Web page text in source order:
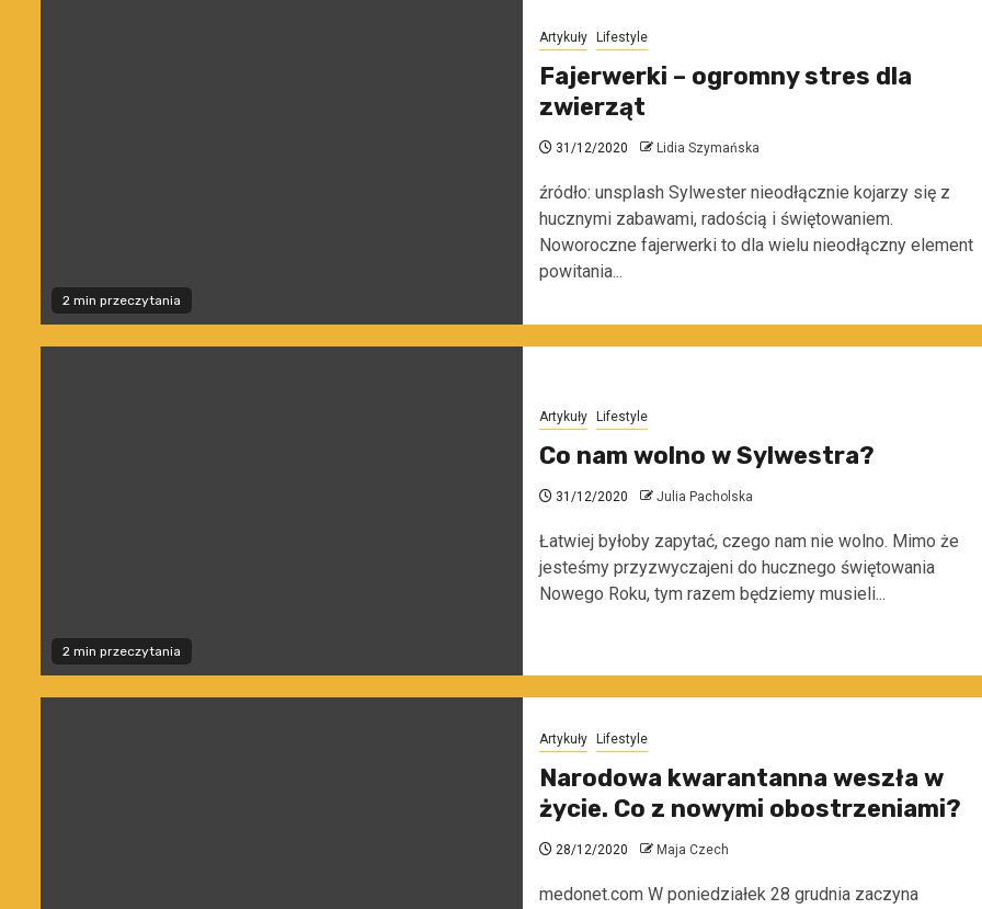
2 min przeczytania
Artykuły Lifestyle
Fajerwerki – ogromny stres dla
zwierząt
31/12/2020 Lidia Szymańska
źródło: unsplash Sylwester nieodłącznie kojarzy się z
hucznymi zabawami, radością i świętowaniem.
Noworoczne fajerwerki to dla wielu nieodłączny element
powitania...
2 min przeczytania
Artykuły Lifestyle
Co nam wolno w Sylwestra?
31/12/2020 Julia Pacholska
Łatwiej byłoby zapytać, czego nam nie wolno. Mimo że
jesteśmy przyzwyczajeni do hucznego świętowania
Nowego Roku, tym razem będziemy musieli...
Artykuły Lifestyle
Narodowa kwarantanna weszła w
życie. Co z nowymi obostrzeniami?
28/12/2020 Maja Czech
medonet.com W poniedziałek 28 grudnia zaczyna